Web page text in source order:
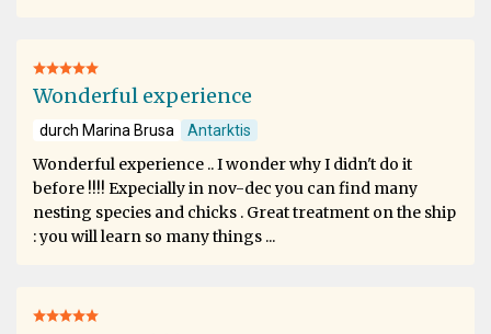
Wonderful experience
durch Marina Brusa Antarktis
Wonderful experience .. I wonder why I didn't do it
before !!!! Expecially in nov-dec you can find many
nesting species and chicks . Great treatment on the ship
: you will learn so many things ...